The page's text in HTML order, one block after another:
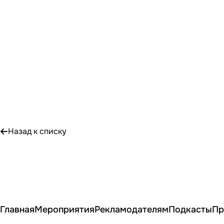
Назад к списку
ГлавнаяМероприятияРекламодателямПодкасты